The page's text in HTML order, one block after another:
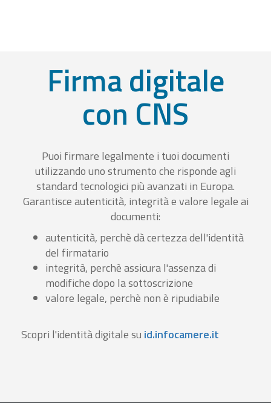
Firma digitale
con CNS
Puoi firmare legalmente i tuoi documenti
utilizzando uno strumento che risponde agli
standard tecnologici più avanzati in Europa.
Garantisce autenticità, integrità e valore legale ai
documenti:
autenticità, perchè dà certezza dell'identità
del firmatario
integrità, perchè assicura l'assenza di
modifiche dopo la sottoscrizione
valore legale, perchè non è ripudiabile
Scopri l'identità digitale su id.infocamere.it